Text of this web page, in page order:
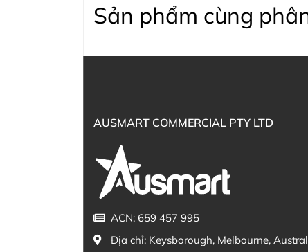
Sản phẩm cùng
AUSMART COMMERCIAL PTY LTD
ACN: 659 457 995
Địa chỉ: Keysborough, Melbourne,